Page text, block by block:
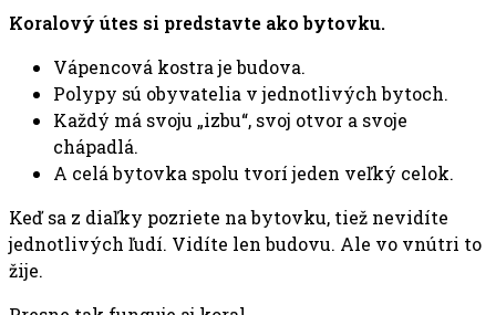
Koralový útes si predstavte ako bytovku.
Vápencová kostra je budova.
Polypy sú obyvatelia v jednotlivých bytoch.
Každý má svoju „izbu“, svoj otvor a svoje
chápadlá.
A celá bytovka spolu tvorí jeden veľký celok.
Keď sa z diaľky pozriete na bytovku, tiež nevidíte
jednotlivých ľudí. Vidíte len budovu. Ale vo vnútri to
žije.